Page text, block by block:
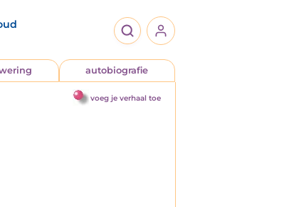
autobiografie
voeg je verhaal toe